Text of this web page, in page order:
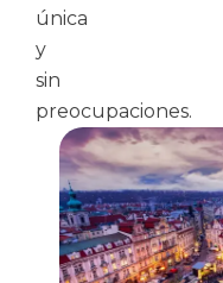
única
y
sin
preocupaciones.